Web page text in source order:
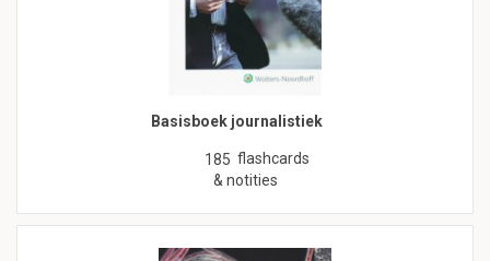
Basisboek journalistiek
185 flashcards
& notities